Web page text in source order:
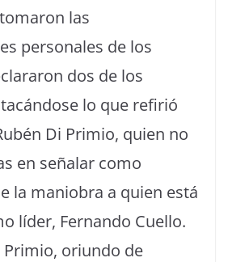
las
personales de los
dos de los
lo que refirió
Di Primio, quien no
en señalar como
la maniobra a quien está
líder, Fernando Cuello.
Primio, oriundo de